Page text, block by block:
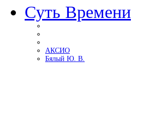
Суть Времени
АКСИО
Бялый Ю. В.